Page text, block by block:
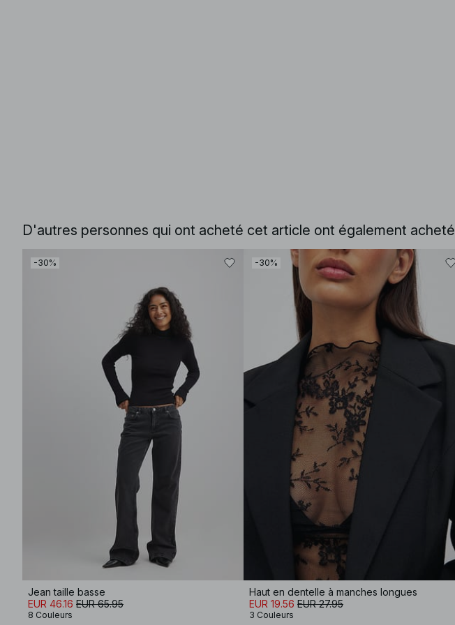
D'autres personnes qui ont acheté cet article ont également acheté
-30%
Jean taille basse
EUR 46.16 EUR 65.95
8 Couleurs
-30%
Haut en dentelle à manches longues
EUR 19.56 EUR 27.95
3 Couleurs